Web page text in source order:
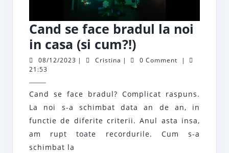
Cand se face bradul la noi
in casa (si cum?!)Cand
se
bradul
la
noi
in
08/12/2023 08/12/2023
| Cristina Cristina
| 0 Comment
|
21:53
Cand se face bradul? Complicat raspuns.
La noi s-a schimbat data an de an, in
functie de diferite criterii. Anul asta insa,
am rupt toate recordurile. Cum s-a
schimbat la